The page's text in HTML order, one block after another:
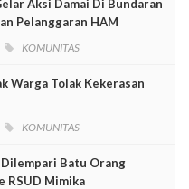
Aksi Damai Di Bundaran
Pelanggaran HAM
KOMUNITAS
Warga Tolak Kekerasan
KOMUNITAS
Batu Orang
RSUD Mimika